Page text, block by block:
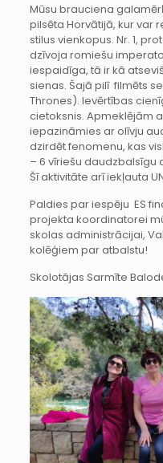
Mūsu brauciena
pilsēta Horvātijā, kur var
stilus vienkopus. Nr. 1,
dzīvoja romiešu
iespaidīga, tā ir kā
sienas. Šajā pilī filmēts
Thrones). Ievērtības
cietoksnis. Apmeklējām
iepazināmies ar olīvju
dzirdēt fenomenu, kas
– 6 vīriešu daudzbalsīgu
Šī aktivitāte arī iekļauta
Paldies par iespēju ES
projekta koordinatorei
skolas administrācijai,
kolēģiem par atbalstu!
Skolotājas Sarmīte